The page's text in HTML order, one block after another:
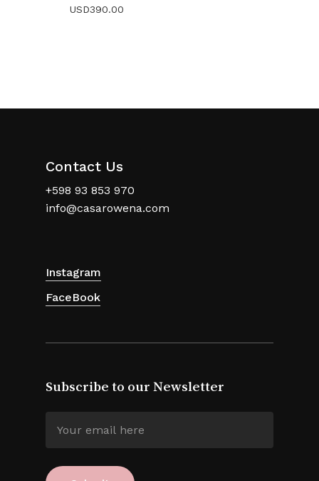
USD390.00
Contact Us
+598 93 853 970
info@casarowena.com
Instagram
FaceBook
Subscribe to our Newsletter